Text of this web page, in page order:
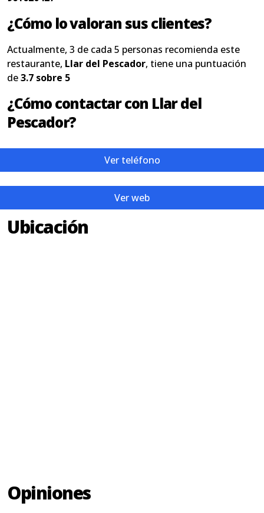
¿Cómo lo valoran sus clientes?
Actualmente, 3 de cada 5 personas recomienda este
restaurante, Llar del Pescador, tiene una puntuación
de3.7 sobre 5
¿Cómo contactar con Llar del
Pescador?
Ver teléfono
Ver web
Ubicación
Opiniones